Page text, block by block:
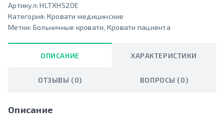
Артикул:HLTXHS20E
Категория: Кровати медицинские
Метки: Больничные кровати, Кровати пациента
ОПИСАНИЕ ХАРАКТЕРИСТИКИ
ОТЗЫВЫ (0) ВОПРОСЫ (0)
Описание